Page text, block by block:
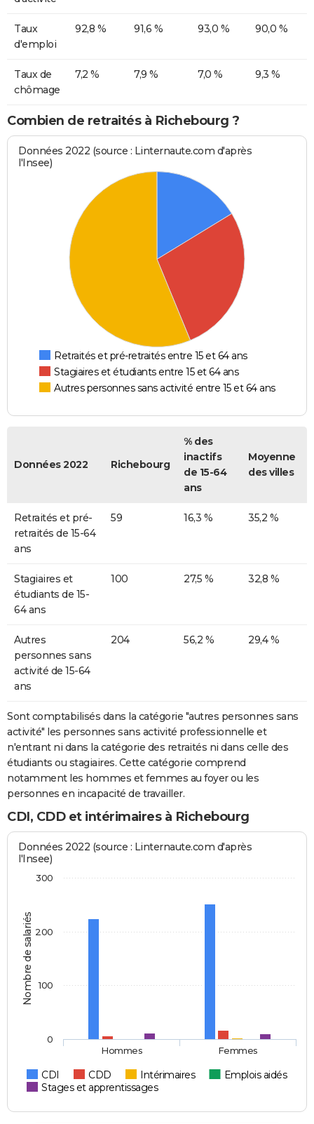
Taux
d'emploi
92,8 % 91,6 % 93,0 % 90,0 %
Taux de
chômage
7,2 % 7,9 % 7,0 % 9,3 %
Combien de retraités à Richebourg ?
Données 2022 (source : Linternaute.com d'après
l'Insee)
Retraités et pré-retraités entre 15 et 64 ans
Stagiaires et étudiants entre 15 et 64 ans
Autres personnes sans activité entre 15 et 64 ans
Données 2022 Richebourg
% des
inactifs
de 15-64
ans
Moyenne
des villes
Retraités et pré-
retraités de 15-64
ans
59 16,3 % 35,2 %
Stagiaires et
étudiants de 15-
64 ans
100 27,5 % 32,8 %
Autres
personnes sans
activité de 15-64
ans
204 56,2 % 29,4 %
Sont comptabilisés dans la catégorie "autres personnes sans
activité" les personnes sans activité professionnelle et
n'entrant ni dans la catégorie des retraités ni dans celle des
étudiants ou stagiaires. Cette catégorie comprend
notamment les hommes et femmes au foyer ou les
personnes en incapacité de travailler.
CDI, CDD et intérimaires à Richebourg
Nombre de salariés
Données 2022 (source : Linternaute.com d'après
l'Insee)
CDI CDD Intérimaires
Emplois aidés
Stages et apprentissages
Hommes Femmes
0
100
200
300